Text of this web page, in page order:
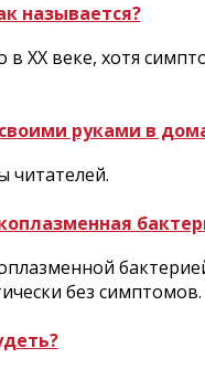
называется?
ХХ веке, хотя
руками в
читателей.
без симптомов.